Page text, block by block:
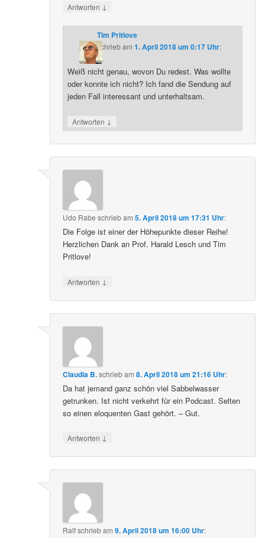
Antworten ↓
Tim Pritlove
schriebam 1. April 2018 um 0:17 Uhr:
Weiß nicht genau, wovon Du redest. Was wollte
oder konnte ich nicht? Ich fand die Sendung auf
jeden Fall interessant und unterhaltsam.
Antworten ↓
Udo Rabe schriebam5. April 2018 um 17:31 Uhr:
Die Folge ist einer der Höhepunkte dieser Reihe!
Herzlichen Dank an Prof. Harald Lesch und Tim
Pritlove!
Antworten ↓
Claudia B.schriebam8. April 2018 um 21:16 Uhr:
Da hat jemand ganz schön viel Sabbelwasser
getrunken. Ist nicht verkehrt für ein Podcast. Selten
so einen eloquenten Gast gehört. – Gut.
Antworten ↓
Ralfschriebam9. April 2018 um 16:00 Uhr: